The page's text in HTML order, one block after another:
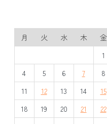
月 火 水 木 金
1
4
5 6 7 8
11
12 13 14 15
18
19 20 21 22